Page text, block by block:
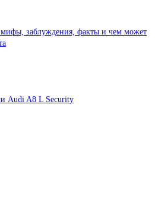
заблуждения, факты и чем может
Audi A8 L Security